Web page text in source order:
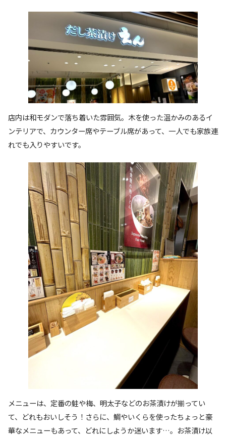
店内は和モダンで落ち着いた雰囲気。木を使った温かみのあるイ
ンテリアで、カウンター席やテーブル席があって、一人でも家族連
れでも入りやすいです。
メニューは、定番の鮭や梅、明太子などのお茶漬けが揃ってい
て、どれもおいしそう！さらに、鯛やいくらを使ったちょっと豪
華なメニューもあって、どれにしようか迷います…。お茶漬け以